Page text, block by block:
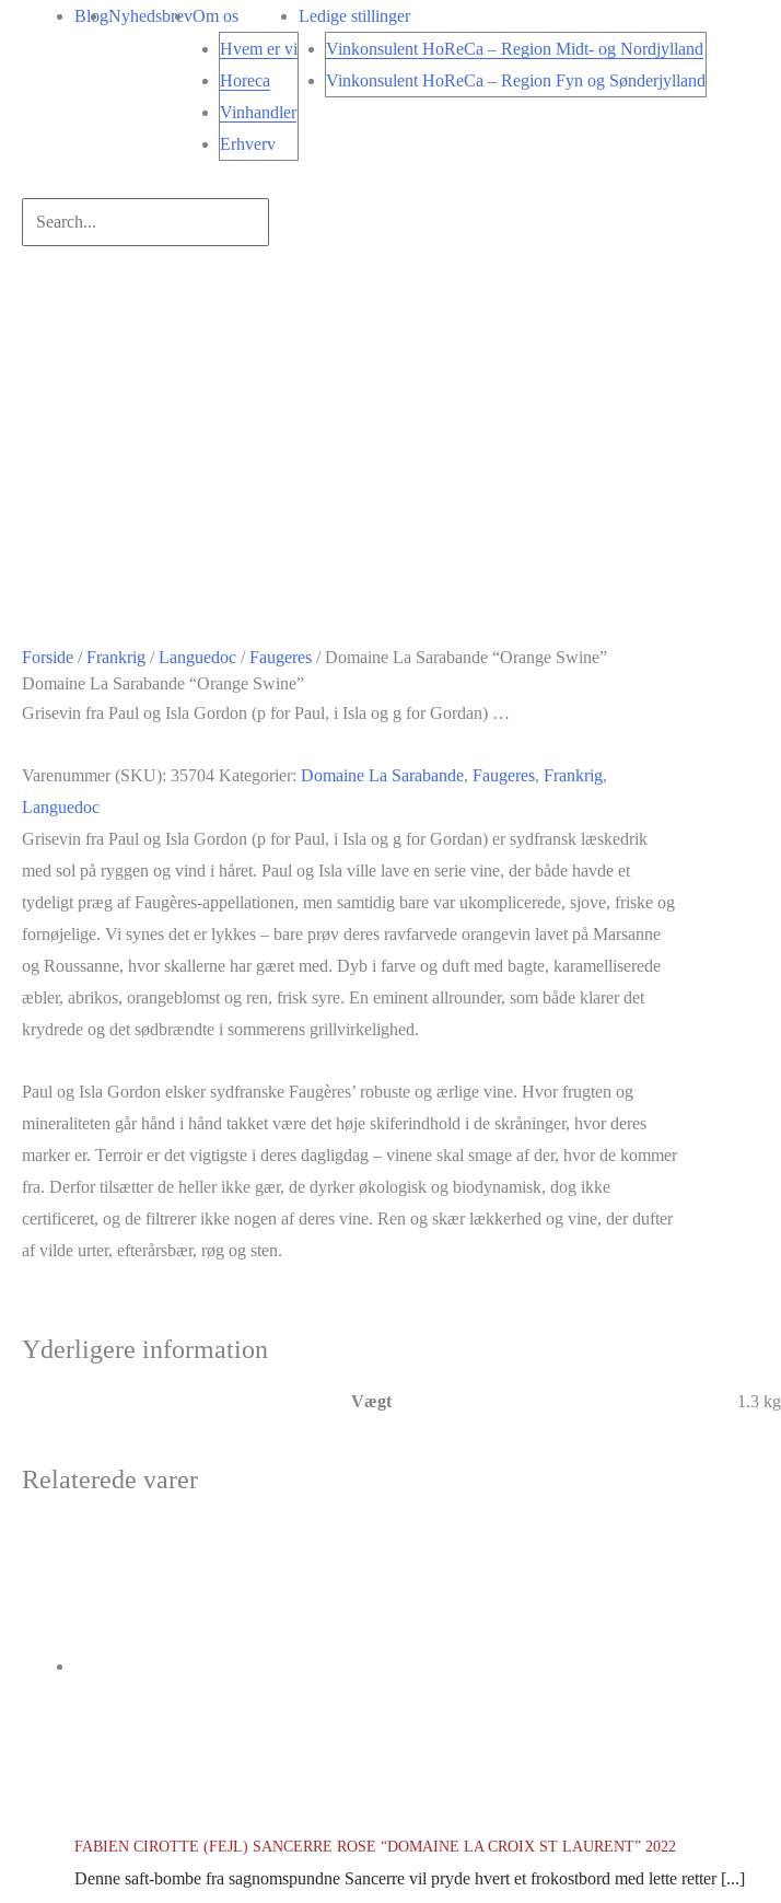
BlogNyhedsbrevOm os
Hvem er vi
Horeca
Vinhandler
Erhverv
Ledige stillinger
Vinkonsulent HoReCa – Region Midt- og Nordjylland
Vinkonsulent HoReCa – Region Fyn og Sønderjylland
Search...
Forside /Frankrig /Languedoc /Faugeres / Domaine La Sarabande “Orange Swine”
Domaine La Sarabande “Orange Swine”
Grisevin fra Paul og Isla Gordon (p for Paul, i Isla og g for Gordan) …
Varenummer (SKU): 35704 Kategorier: Domaine La Sarabande, Faugeres, Frankrig,
Languedoc
Grisevin fra Paul og Isla Gordon (p for Paul, i Isla og g for Gordan) er sydfransk læskedrik
med sol på ryggen og vind i håret. Paul og Isla ville lave en serie vine, der både havde et
tydeligt præg af Faugères-appellationen, men samtidig bare var ukomplicerede, sjove, friske og
fornøjelige. Vi synes det er lykkes – bare prøv deres ravfarvede orangevin lavet på Marsanne
og Roussanne, hvor skallerne har gæret med. Dyb i farve og duft med bagte, karamelliserede
æbler, abrikos, orangeblomst og ren, frisk syre. En eminent allrounder, som både klarer det
krydrede og det sødbrændte i sommerens grillvirkelighed.
Paul og Isla Gordon elsker sydfranske Faugères’ robuste og ærlige vine. Hvor frugten og
mineraliteten går hånd i hånd takket være det høje skiferindhold i de skråninger, hvor deres
marker er. Terroir er det vigtigste i deres dagligdag – vinene skal smage af der, hvor de kommer
fra. Derfor tilsætter de heller ikke gær, de dyrker økologisk og biodynamisk, dog ikke
certificeret, og de filtrerer ikke nogen af deres vine. Ren og skær lækkerhed og vine, der dufter
af vilde urter, efterårsbær, røg og sten.
Yderligere information
Vægt 1.3 kg
Relaterede varer
FABIEN CIROTTE (FEJL) SANCERRE ROSE “DOMAINE LA CROIX ST LAURENT” 2022
Denne saft-bombe fra sagnomspundne Sancerre vil pryde hvert et frokostbord med lette retter [...]